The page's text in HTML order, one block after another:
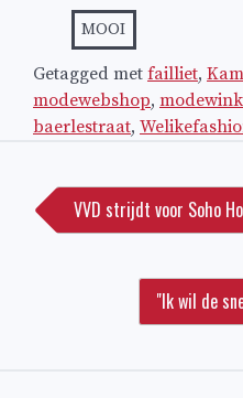
MOOI
Getagged met failliet,
modewebshop,
baerlestraat,
navigatie
VVD strijdt voor Soho
"Ik wil de